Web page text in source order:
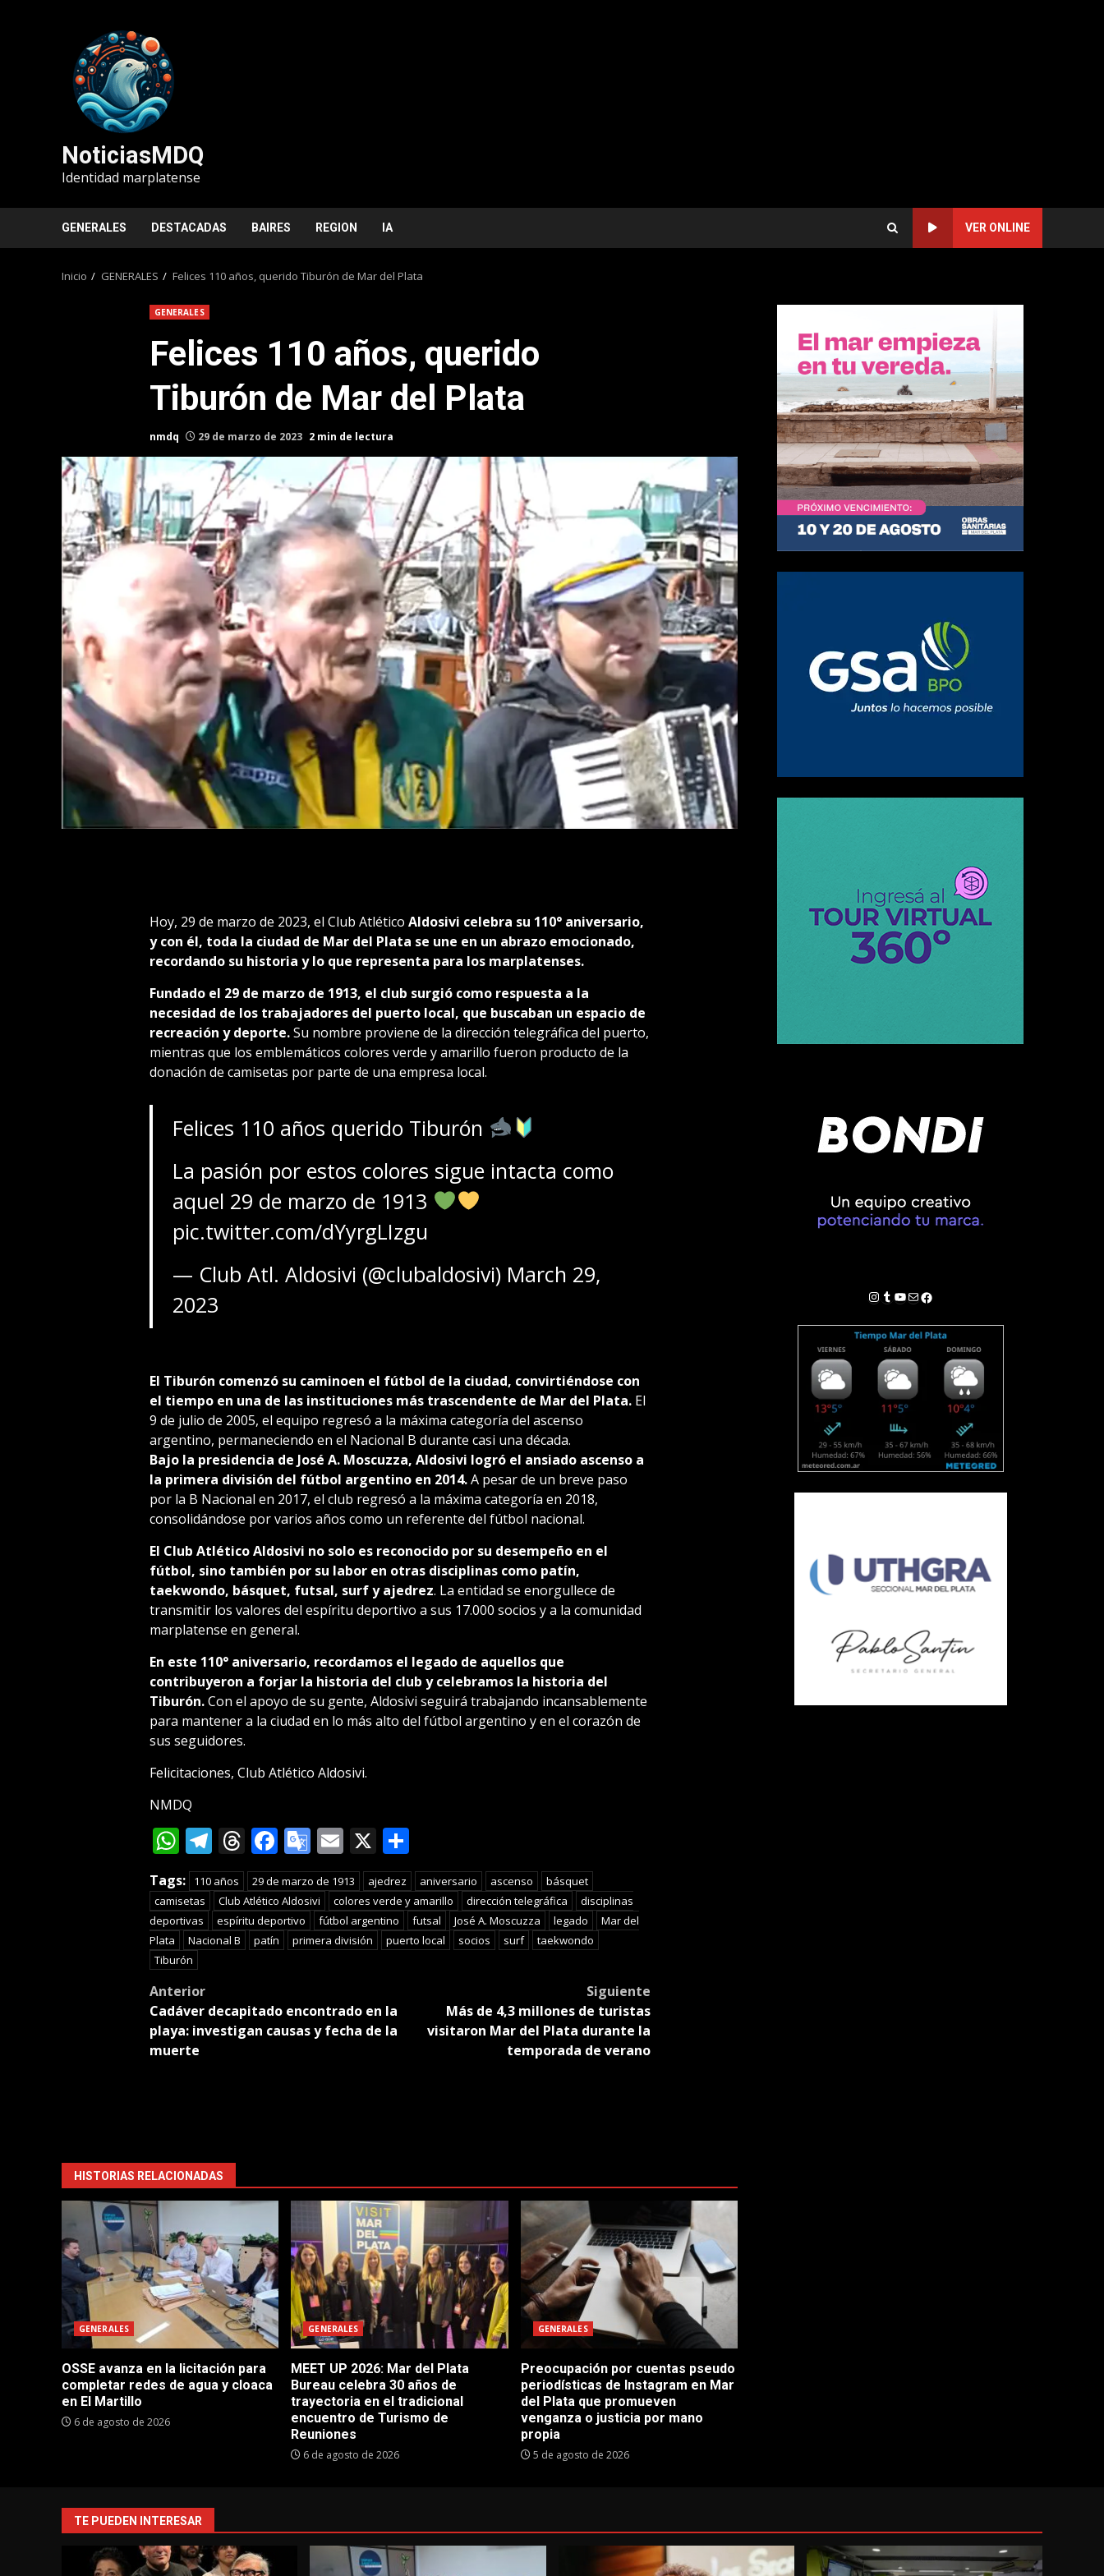
NoticiasMDQ
Identidad marplatense
GENERALES DESTACADAS BAIRES REGION IA VER ONLINE
Inicio GENERALES Felices 110 años, querido Tiburón de Mar del Plata
GENERALES
Felices 110 años, querido
Tiburón de Mar del Plata
nmdq 29 de marzo de 2023 2 min de lectura
Hoy, 29 de marzo de 2023, el Club Atlético Aldosivi celebra su 110° aniversario,
y con él, toda la ciudad de Mar del Plata se une en un abrazo emocionado,
recordando su historia y lo que representa para los marplatenses.
Fundado el 29 de marzo de 1913, el club surgió como respuesta a la
necesidad de los trabajadores del puerto local, que buscaban un espacio de
recreación y deporte.Su nombre proviene de la dirección telegráfica del puerto,
mientras que los emblemáticos colores verde y amarillo fueron producto de la
donación de camisetas por parte de una empresa local.
Felices 110 años querido Tiburón
La pasión por estos colores sigue intacta como
aquel 29 de marzo de 1913
pic.twitter.com/dYyrgLIzgu
— Club Atl. Aldosivi (@clubaldosivi) March 29,
2023
El Tiburón comenzó su caminoen el fútbol de la ciudad, convirtiéndose con
el tiempo en una de las instituciones más trascendente de Mar del Plata.El
9 de julio de 2005, el equipo regresó a la máxima categoría del ascenso
argentino, permaneciendo en el Nacional B durante casi una década.
Bajo la presidencia de José A. Moscuzza, Aldosivi logró el ansiado ascenso a
la primera división del fútbol argentino en 2014.A pesar de un breve paso
por la B Nacional en 2017, el club regresó a la máxima categoría en 2018,
consolidándose por varios años como un referente del fútbol nacional.
El Club Atlético Aldosivi no solo es reconocido por su desempeño en el
fútbol, sino también por su labor en otras disciplinas como patín,
taekwondo, básquet, futsal, surf y ajedrez. La entidad se enorgullece de
transmitir los valores del espíritu deportivo a sus 17.000 socios y a la comunidad
marplatense en general.
En este 110° aniversario, recordamos el legado de aquellos que
contribuyeron a forjar la historia del club y celebramos la historia del
Tiburón.Con el apoyo de su gente, Aldosivi seguirá trabajando incansablemente
para mantener a la ciudad en lo más alto del fútbol argentino y en el corazón de
sus seguidores.
Felicitaciones, Club Atlético Aldosivi.
NMDQ
WhatsApp
Telegram
Threads
Facebook
Google
Translate
Email
X Compartir
Tags: 110 años 29 de marzo de 1913 ajedrez aniversario ascenso
básquet
camisetas
Club Atlético Aldosivi colores verde y amarillo dirección telegráfica
disciplinas
deportivas
espíritu deportivo fútbol argentino futsal José A. Moscuzza legado
Mar del
Plata
Nacional B patín primera división puerto local socios surf
taekwondo
Tiburón
Post
navigation
Anterior
Cadáver decapitado encontrado en la
playa: investigan causas y fecha de la
muerte
Siguiente
Más de 4,3 millones de turistas
visitaron Mar del Plata durante la
temporada de verano
HISTORIAS RELACIONADAS
GENERALES
OSSE avanza en la licitación para
completar redes de agua y cloaca
en El Martillo
6 de agosto de 2026
GENERALES
MEET UP 2026: Mar del Plata
Bureau celebra 30 años de
trayectoria en el tradicional
encuentro de Turismo de
Reuniones
6 de agosto de 2026
GENERALES
Preocupación por cuentas pseudo
periodísticas de Instagram en Mar
del Plata que promueven
venganza o justicia por mano
propia
5 de agosto de 2026
Instagram
Tumblr
YouTube
Correo electrónico
Facebook
TE PUEDEN INTERESAR